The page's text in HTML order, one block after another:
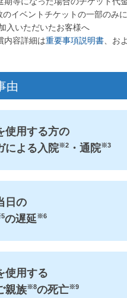
イベントチケットの一部のみ
入いただいたお客様へ
内容詳細は重要事項説明書 、お
由
使用する方の
による入院※2 ・通院※3
日の
の遅延※6
使用する
親族※8の死亡※9